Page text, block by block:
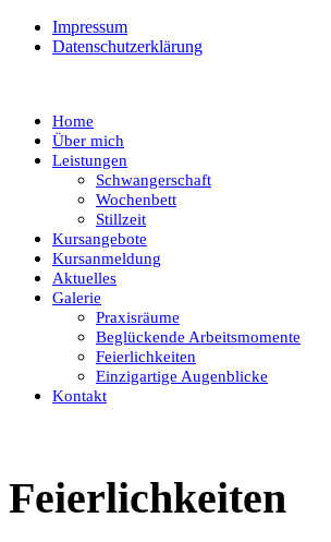
Impressum
Datenschutzerklärung
Home
Über mich
Leistungen
Schwangerschaft
Wochenbett
Stillzeit
Kursangebote
Kursanmeldung
Aktuelles
Galerie
Praxisräume
Beglückende Arbeitsmomente
Feierlichkeiten
Einzigartige Augenblicke
Kontakt
Feierlichkeiten